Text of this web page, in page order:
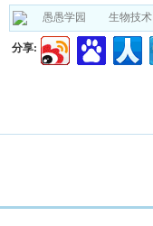
愚愚学园 生物技术
分享: